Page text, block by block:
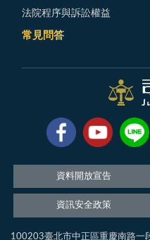
法院程序與訴訟權益
常見問答
資料開放宣告
資訊安全政策
100203臺北市中正區重慶南路